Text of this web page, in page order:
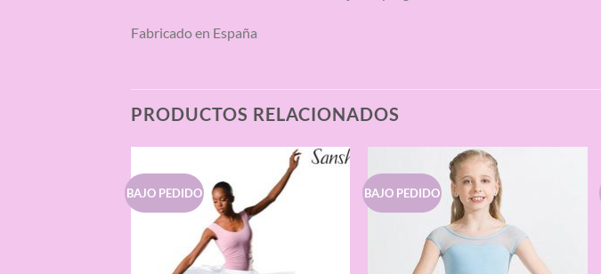
Fabricado en España
PRODUCTOS RELACIONADOS
BAJO PEDIDO BAJO PEDIDO